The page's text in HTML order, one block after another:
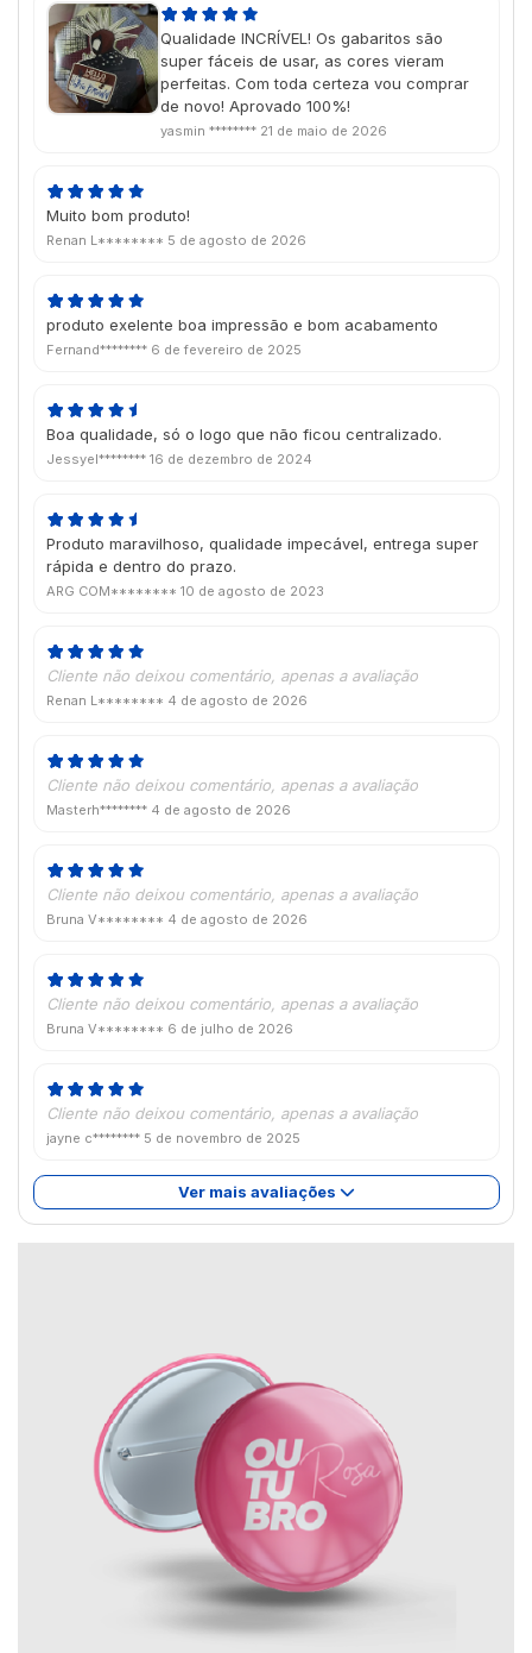
Qualidade INCRÍVEL! Os gabaritos são
super fáceis de usar, as cores vieram
perfeitas. Com toda certeza vou comprar
de novo! Aprovado 100%!
yasmin ******** 21 de maio de 2026
Muito bom produto!
Renan L******** 5 de agosto de 2026
produto exelente boa impressão e bom acabamento
Fernand******** 6 de fevereiro de 2025
Boa qualidade, só o logo que não ficou centralizado.
Jessyel******** 16 de dezembro de 2024
Produto maravilhoso, qualidade impecável, entrega super
rápida e dentro do prazo.
ARG COM******** 10 de agosto de 2023
Cliente não deixou comentário, apenas a avaliação
Renan L******** 4 de agosto de 2026
Cliente não deixou comentário, apenas a avaliação
Masterh******** 4 de agosto de 2026
Cliente não deixou comentário, apenas a avaliação
Bruna V******** 4 de agosto de 2026
Cliente não deixou comentário, apenas a avaliação
Bruna V******** 6 de julho de 2026
Cliente não deixou comentário, apenas a avaliação
jayne c******** 5 de novembro de 2025
Ver mais avaliações